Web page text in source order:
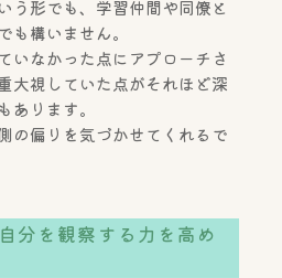
う形でも、学習仲間や同僚と
も構いません。
いなかった点にアプローチさ
大視していた点がそれほど深
あります。
の偏りを気づかせてくれるで
分を観察する力を高め